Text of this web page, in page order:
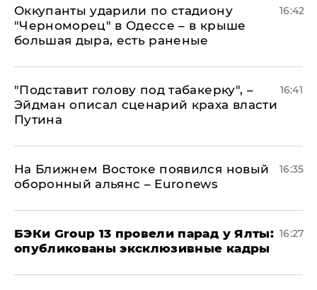
Оккупанты ударили по стадиону
"Черноморец" в Одессе – в крыше
большая дыра, есть раненые
16:42
​"Подставит голову под табакерку", –
Эйдман описал сценарий краха власти
Путина
16:41
На Ближнем Востоке появился новый
оборонный альянс – Euronews
16:35
​БЭКи Group 13 провели парад у Ялты:
опубликованы эксклюзивные кадры
16:27